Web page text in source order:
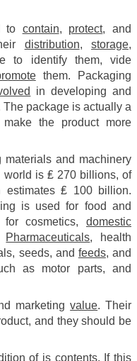
to contain, protect, and
distribution,storage,
to identify them, vide
them. Packaging
in developing and
package is actually a
the product more
materials and machinery
world is ₤ 270 billions, of
₤ 100 billion.
is used for food and
for cosmetics, domestic
Pharmaceuticals, health
seeds, and feeds, and
as motor parts, and
marketingvalue. Their
and they should be
of is contents. If this